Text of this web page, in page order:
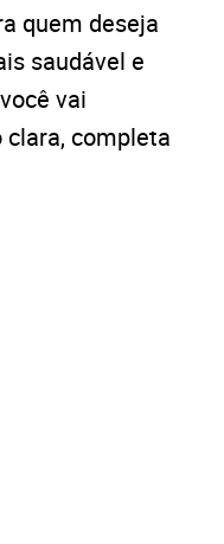
quem deseja
saudável e
vai
completa